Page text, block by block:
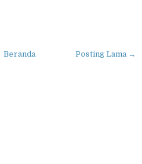
Posting Lama →
Beranda